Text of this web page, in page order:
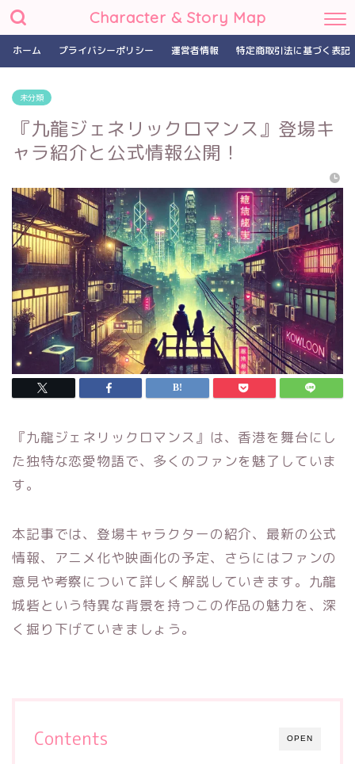
Character & Story Map
ホーム プライバシーポリシー 運営者情報 特定商取引法に基づく表記
未分類
『九龍ジェネリックロマンス』登場キ
ャラ紹介と公式情報公開！
『九龍ジェネリックロマンス』は、香港を舞台にし
た独特な恋愛物語で、多くのファンを魅了していま
す。
本記事では、登場キャラクターの紹介、最新の公式
情報、アニメ化や映画化の予定、さらにはファンの
意見や考察について詳しく解説していきます。九龍
城砦という特異な背景を持つこの作品の魅力を、深
く掘り下げていきましょう。
OPEN
Contents